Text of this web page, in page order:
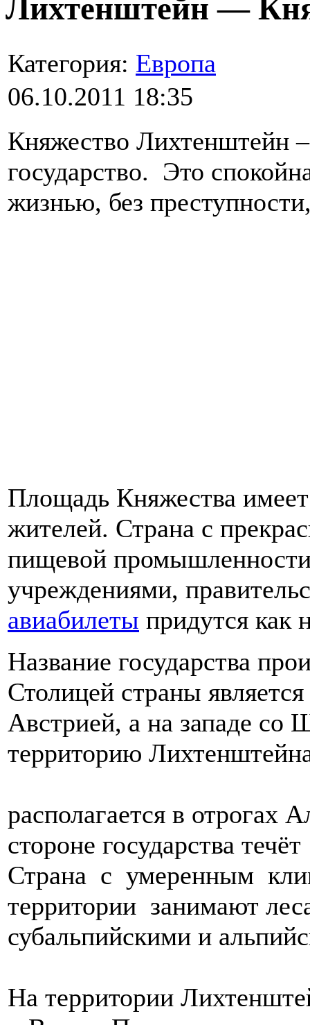
Лихтенштейн —
Категория: Европа
06.10.2011 18:35
Княжество Лихтенштейн
государство. Это
жизнью, без
Площадь Княжества
жителей. Страна с
пищевой
учреждениями,
авиабилеты придутся как
Название государства
Столицей страны
Австрией, а на западе со
территорию
располагается в
стороне государства
Страна с умеренным
территории занимают
На территории